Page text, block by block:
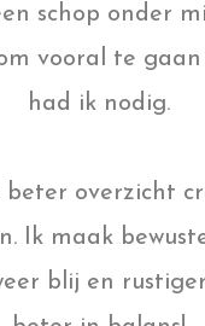
schop onder
vooral te
had ik nodig.
beter overzicht
Ik maak
blij en